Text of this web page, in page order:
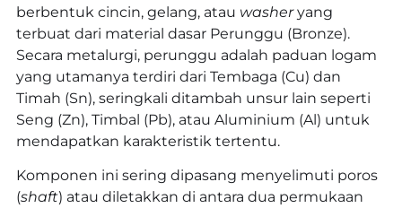
berbentuk cincin, gelang, atau washeryang
terbuat dari material dasar Perunggu (Bronze).
Secara metalurgi, perunggu adalah paduan logam
yang utamanya terdiri dari Tembaga (Cu) dan
Timah (Sn), seringkali ditambah unsur lain seperti
Seng (Zn), Timbal (Pb), atau Aluminium (Al) untuk
mendapatkan karakteristik tertentu.
Komponen ini sering dipasang menyelimuti poros
(shaft) atau diletakkan di antara dua permukaan